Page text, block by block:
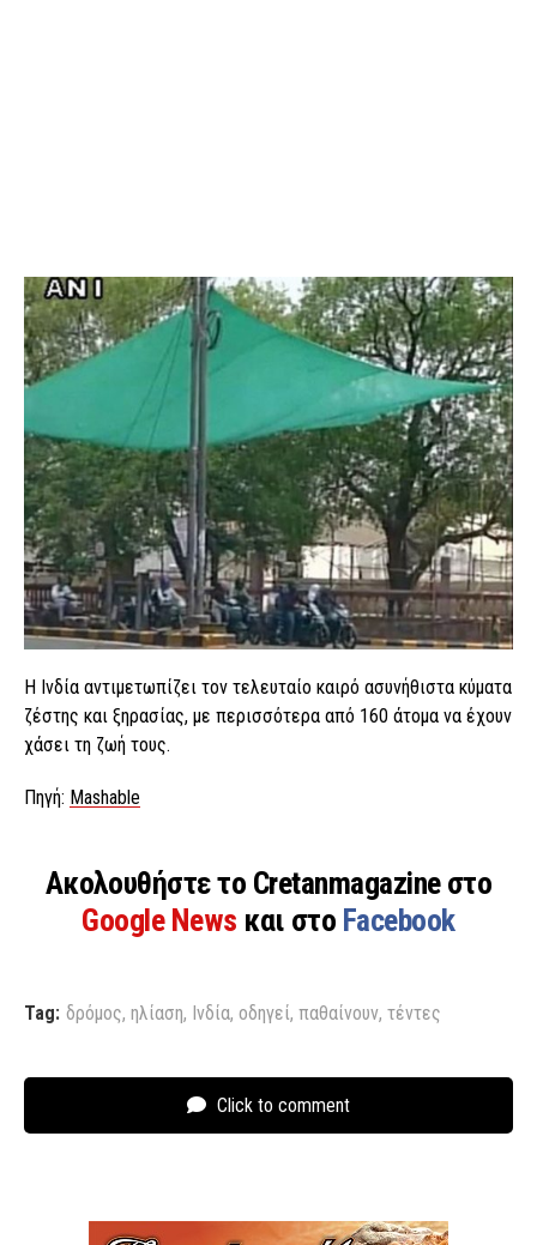
Η Ινδία αντιμετωπίζει τον τελευταίο καιρό ασυνήθιστα κύματα
ζέστης και ξηρασίας, με περισσότερα από 160 άτομα να έχουν
χάσει τη ζωή τους.
Πηγή: Mashable
Ακολουθήστε το Cretanmagazine στο
Google News και στο Facebook
Tag: δρόμος, ηλίαση, Ινδία, οδηγεί, παθαίνουν, τέντες
Click to comment